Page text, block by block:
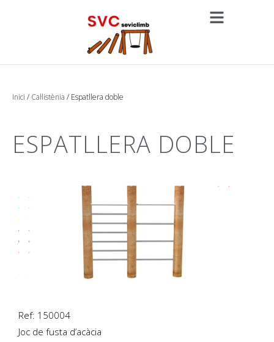
Inici / Cal·listènia / Espatllera doble
ESPATLLERA DOBLE
Ref: 150004
Joc de fusta d’acàcia